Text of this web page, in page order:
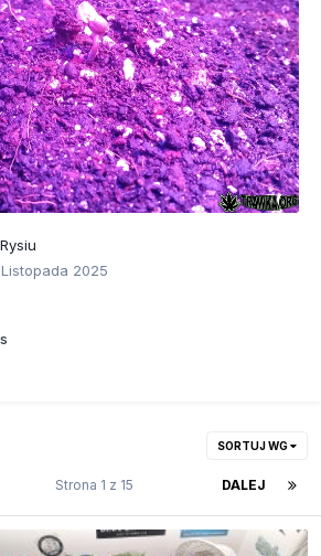
Rysiu
2025
SORTUJ WG
DALEJ
Strona 1 z 15